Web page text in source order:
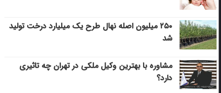
۲۵۰ میلیون اصله نهال طرح یک میلیارد درخت تولید
شد
مشاوره با بهترین وکیل ملکی در تهران چه تاثیری
دارد؟